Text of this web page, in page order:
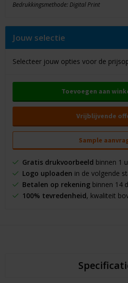
Bedrukkingsmethode: Digital Print
Jouw selectie
Selecteer jouw opties voor de
Toevoegen aan
Vrijblijvende
Sample
Gratis drukvoorbeeld binnen 1
Logo uploaden in de volgende
Betalen op rekeningbinnen 14
100% tevredenheid, kwaliteit